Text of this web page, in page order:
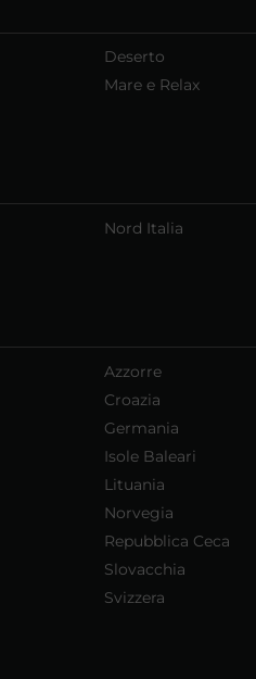
Deserto
Mare e Relax
Nord Italia
Azzorre
Croazia
Germania
Isole Baleari
Lituania
Norvegia
Repubblica Ceca
Slovacchia
Svizzera